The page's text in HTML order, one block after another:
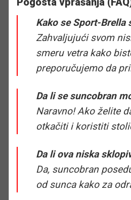
Kako se Sport-Brella
Zahvaljujući svom
smeru vetra kako
preporučujemo da
Da li se suncobran
Naravno! Ako želite
otkačiti i koristiti
Da li ova niska
Da, suncobran
od sunca kako za